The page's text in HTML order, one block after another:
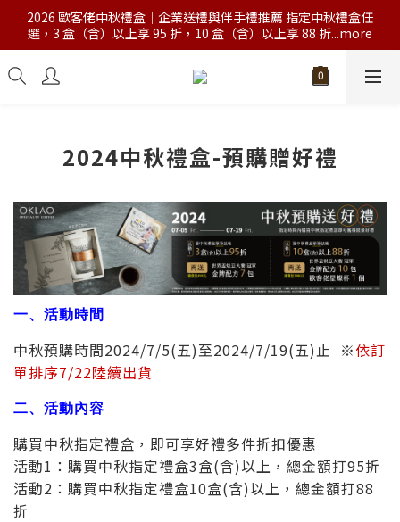
2026 歐客佬中秋禮盒｜企業送禮與伴手禮推薦 指定中秋禮盒任
選，3 盒（含）以上享 95 折，10 盒（含）以上享 88 折...more
2024中秋禮盒-預購贈好禮
一、活動時間
中秋預購時間2024/7/5(五)至2024/7/19(五)止 ※依訂
單排序7/22陸續出貨
二、活動內容
購買中秋指定禮盒，即可享好禮多件折扣優惠
活動1：購買中秋指定禮盒3盒(含)以上，總金額打95折
活動2：購買中秋指定禮盒10盒(含)以上，總金額打88
折